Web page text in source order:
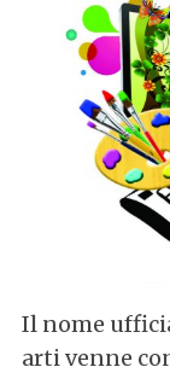
Il nome
arti venne